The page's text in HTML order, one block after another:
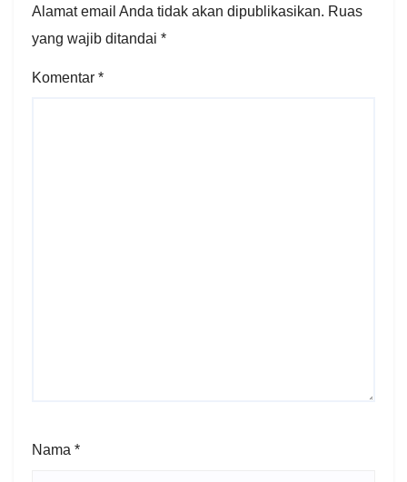
Alamat email Anda tidak akan dipublikasikan. Ruas
yang wajib ditandai *
Komentar *
Nama *